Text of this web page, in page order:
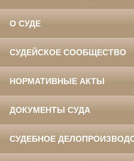
О СУДЕ
СУДЕЙСКОЕ СООБЩЕСТВО
НОРМАТИВНЫЕ АКТЫ
ДОКУМЕНТЫ СУДА
СУДЕБНОЕ